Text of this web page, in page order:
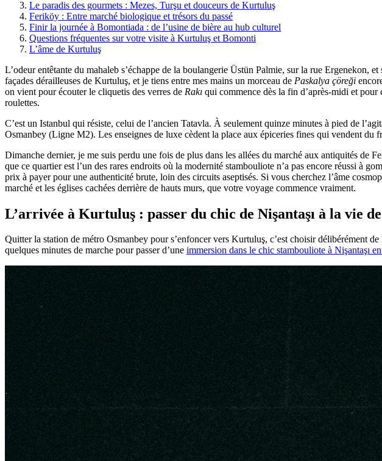
Le paradis des gourmets : Mezes, Turşu et douceurs de Kurtuluş
Feriköy : Entre marché biologique et trésors du passé
Finir la journée à Bomontiada : de l’usine de bière au hub culturel
Questions fréquentes sur votre visite à Kurtuluş et Bomonti
L’âme de Kurtuluş
L’odeur entêtante du mahaleb s’échappe de la boulangerie Üstün Palmie, sur la rue Ergenekon,
façades dérailleuses de Kurtuluş, et je tiens entre mes mains un morceau de Paskalya çöreği
on vient pour écouter le cliquetis des verres de Rakı qui commence dès la fin d’après-midi et
roulettes.
C’est un Istanbul qui résiste, celui de l’ancien Tatavla. À seulement quinze minutes à pied de
Osmanbey (Ligne M2). Les enseignes de luxe cèdent la place aux épiceries fines qui vendent du
Dimanche dernier, je me suis perdu une fois de plus dans les allées du marché aux antiquités de
que ce quartier est l’un des rares endroits où la modernité stambouliote n’a pas encore réussi à
prix à payer pour une authenticité brute, loin des circuits aseptisés. Si vous cherchez l’âme
marché et les églises cachées derrière de hauts murs, que votre voyage commence vraiment.
L’arrivée à Kurtuluş : passer du chic de Nişantaşı à la vie
Quitter la station de métro Osmanbey pour s’enfoncer vers Kurtuluş, c’est choisir délibérément
quelques minutes de marche pour passer d’une immersion dans le chic stambouliote à Nişantaşı